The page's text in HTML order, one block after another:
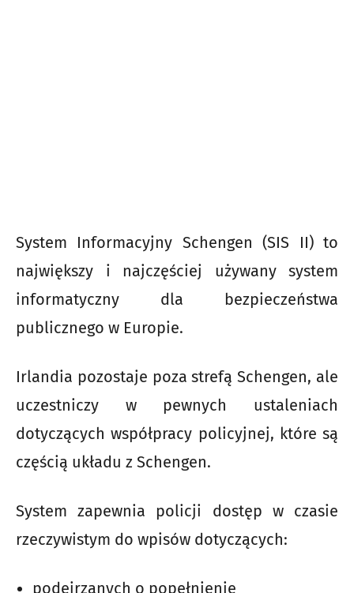
System Informacyjny Schengen (SIS II) to
największy i najczęściej używany system
informatyczny dla bezpieczeństwa
publicznego w Europie.
Irlandia pozostaje poza strefą Schengen, ale
uczestniczy w pewnych ustaleniach
dotyczących współpracy policyjnej, które są
częścią układu z Schengen.
System zapewnia policji dostęp w czasie
rzeczywistym do wpisów dotyczących:
podejrzanych o popełnienie